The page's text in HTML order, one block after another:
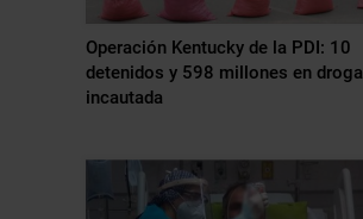
Operación Kentucky de la PDI: 10
detenidos y 598 millones en droga
incautada